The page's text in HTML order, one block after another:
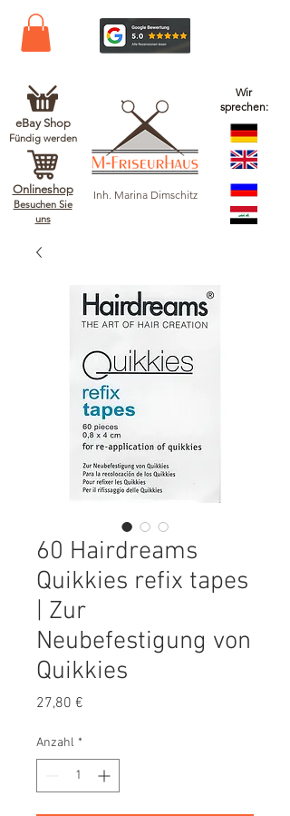
eBay Shop
Fündig werden
Onlineshop
Besuchen Sie
uns
Inh. Marina Dimschitz
Wir
sprechen:
60 Hairdreams
Quikkies refix tapes
| Zur
Neubefestigung von
Quikkies
27,80 €
Anzahl *